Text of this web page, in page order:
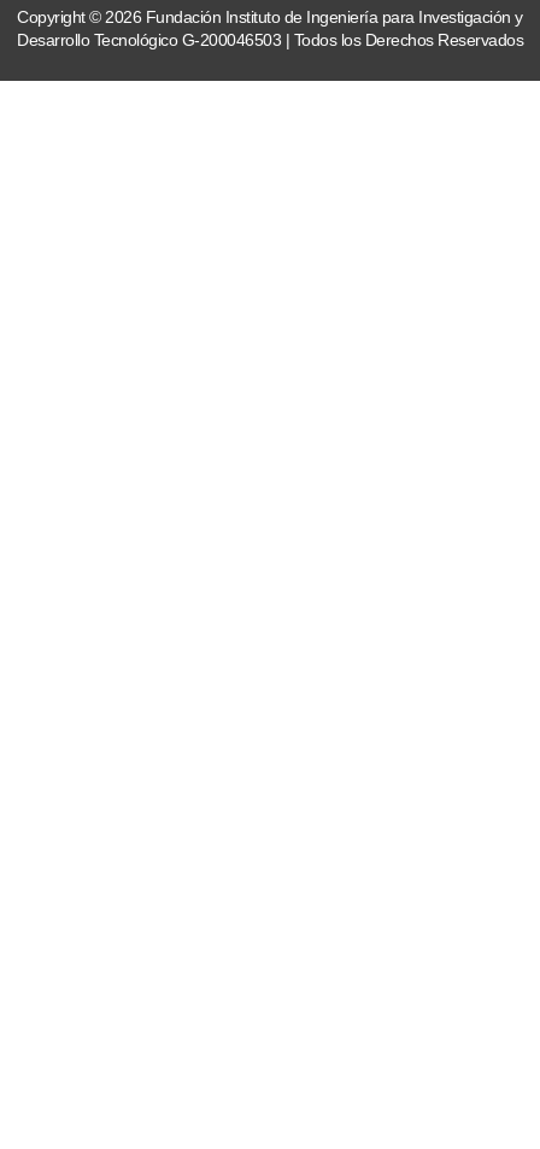
Copyright © 2026 Fundación Instituto de Ingeniería para Investigación y
Desarrollo Tecnológico G-200046503 | Todos los Derechos Reservados